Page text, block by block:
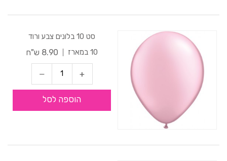
סט 10 בלונים צבע ורוד
10 במארז
8.90 ש"ח
הוספה לסל